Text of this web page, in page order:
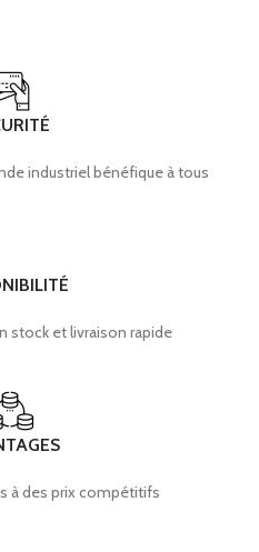
industriel bénéfique à tous
stock et livraison rapide
à des prix compétitifs